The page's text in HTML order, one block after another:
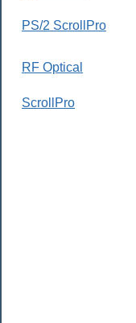
PS/2 ScrollPro
RF Optical
ScrollPro